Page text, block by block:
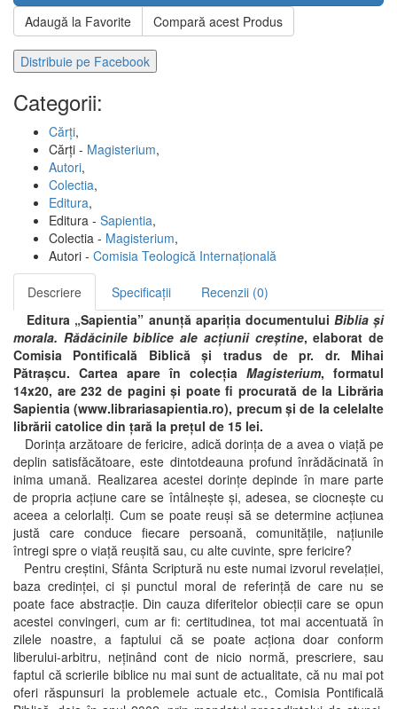
Adaugă la Favorite Compară acest Produs
Distribuie pe Facebook
Categorii:
Cărți,
Cărți - Magisterium,
Autori,
Colectia,
Editura,
Editura - Sapientia,
Colectia - Magisterium,
Autori - Comisia Teologică Internaţională
Descriere Specificații
Recenzii (0)
Editura „Sapientia” anunţă apariţia documentului Biblia şi
morala. Rădăcinile biblice ale acţiunii creştine, elaborat de
Comisia Pontificală Biblică și tradus de pr. dr. Mihai
Pătrașcu. Cartea apare în colecţia Magisterium, formatul
14x20, are 232 de pagini şi poate fi procurată de la Librăria
Sapientia (www.librariasapientia.ro), precum şi de la celelalte
librării catolice din ţară la preţul de 15 lei.
Dorinţa arzătoare de fericire, adică dorinţa de a avea o viaţă pe
deplin satisfăcătoare, este dintotdeauna profund înrădăcinată în
inima umană. Realizarea acestei dorinţe depinde în mare parte
de propria acţiune care se întâlneşte şi, adesea, se ciocneşte cu
aceea a celorlalţi. Cum se poate reuşi să se determine acţiunea
justă care conduce fiecare persoană, comunităţile, naţiunile
întregi spre o viaţă reuşită sau, cu alte cuvinte, spre fericire?
Pentru creştini, Sfânta Scriptură nu este numai izvorul revelaţiei,
baza credinţei, ci şi punctul moral de referinţă de care nu se
poate face abstracţie. Din cauza diferitelor obiecţii care se opun
acestei convingeri, cum ar fi: certitudinea, tot mai accentuată în
zilele noastre, a faptului că se poate acţiona doar conform
liberului-arbitru, neţinând cont de nicio normă, prescriere, sau
faptul că scrierile biblice nu mai sunt de actualitate, că nu mai pot
oferi răspunsuri la problemele actuale etc., Comisia Pontificală